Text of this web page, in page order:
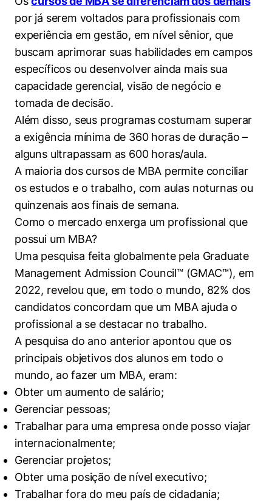
por já serem voltados para profissionais com
experiência em gestão, em nível sênior, que
buscam aprimorar suas habilidades em campos
específicos ou desenvolver ainda mais sua
capacidade gerencial, visão de negócio e
tomada de decisão.
Além disso, seus programas costumam superar
a exigência mínima de 360 horas de duração –
alguns ultrapassam as 600 horas/aula.
A maioria dos cursos de MBA permite conciliar
os estudos e o trabalho, com aulas noturnas ou
quinzenais aos finais de semana.
Como o mercado enxerga um profissional que
possui um MBA?
Uma pesquisa feita globalmente pela Graduate
Management Admission Council™ (GMAC™), em
2022, revelou que, em todo o mundo, 82% dos
candidatos concordam que um MBA ajuda o
profissional a se destacar no trabalho.
A pesquisa do ano anterior apontou que os
principais objetivos dos alunos em todo o
mundo, ao fazer um MBA, eram:
Obter um aumento de salário;
Gerenciar pessoas;
Trabalhar para uma empresa onde posso viajar
internacionalmente;
Gerenciar projetos;
Obter uma posição de nível executivo;
Trabalhar fora do meu país de cidadania;
Cookies estritamente necessários